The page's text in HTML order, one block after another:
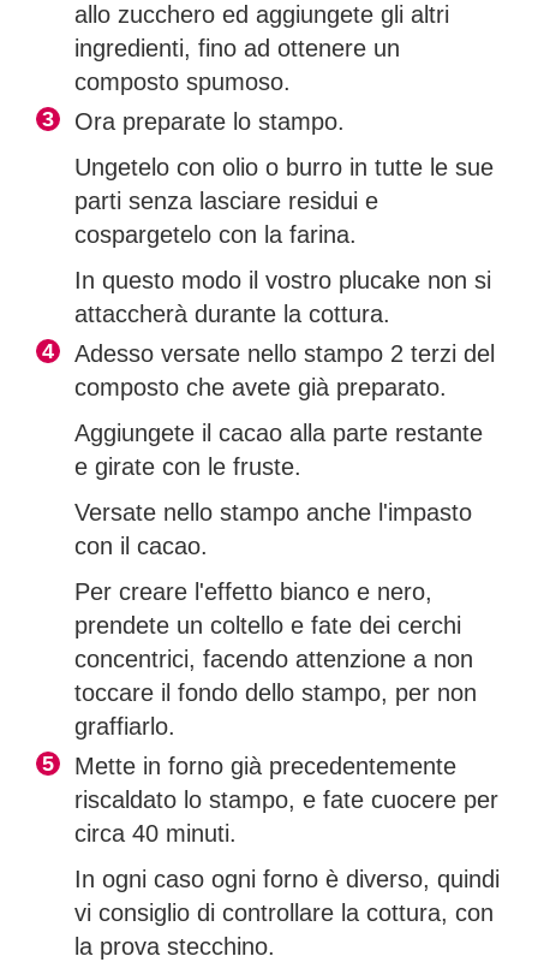
allo zucchero ed aggiungete gli altri
ingredienti, fino ad ottenere un
composto spumoso.
Ora preparate lo stampo.
Ungetelo con olio o burro in tutte le sue
parti senza lasciare residui e
cospargetelo con la farina.
In questo modo il vostro plucake non si
attaccherà durante la cottura.
Adesso versate nello stampo 2 terzi del
composto che avete già preparato.
Aggiungete il cacao alla parte restante
e girate con le fruste.
Versate nello stampo anche l'impasto
con il cacao.
Per creare l'effetto bianco e nero,
prendete un coltello e fate dei cerchi
concentrici, facendo attenzione a non
toccare il fondo dello stampo, per non
graffiarlo.
Mette in forno già precedentemente
riscaldato lo stampo, e fate cuocere per
circa 40 minuti.
In ogni caso ogni forno è diverso, quindi
vi consiglio di controllare la cottura, con
la prova stecchino.